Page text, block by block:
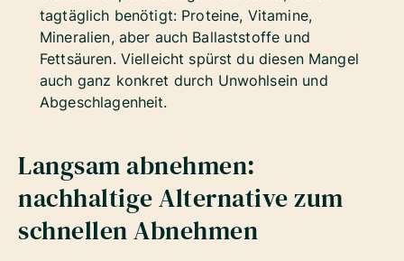
tagtäglich benötigt: Proteine, Vitamine,
Mineralien, aber auch Ballaststoffe und
Fettsäuren. Vielleicht spürst du diesen Mangel
auch ganz konkret durch Unwohlsein und
Abgeschlagenheit.
Langsam abnehmen:
nachhaltige Alternative zum
schnellen Abnehmen